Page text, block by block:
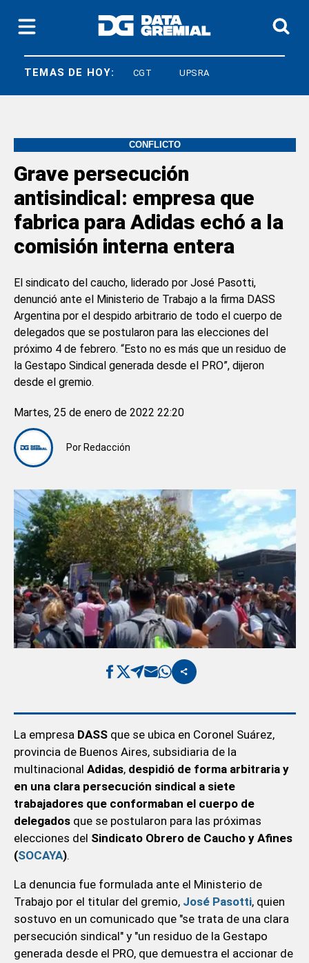
TEMAS DE HOY:
LEY BASES CGT UPSRA
CONFLICTO
Grave persecución
antisindical: empresa que
fabrica para Adidas echó a la
comisión interna entera
El sindicato del caucho, liderado por José Pasotti,
denunció ante el Ministerio de Trabajo a la firma DASS
Argentina por el despido arbitrario de todo el cuerpo de
delegados que se postularon para las elecciones del
próximo 4 de febrero. “Esto no es más que un residuo de
la Gestapo Sindical generada desde el PRO”, dijeron
desde el gremio.
Por Redacción
Martes, 25 de enero de 2022 22:20
La empresa DASS que se ubica en Coronel Suárez,
provincia de Buenos Aires, subsidiaria de la
multinacional Adidas, despidió de forma arbitraria y
en una clara persecución sindical a siete
trabajadores que conformaban el cuerpo de
delegadosque se postularon para las próximas
elecciones del Sindicato Obrero de Caucho y Afines
(SOCAYA).
La denuncia fue formulada ante el Ministerio de
Trabajo por el titular del gremio, José Pasotti, quien
sostuvo en un comunicado que "se trata de una clara
persecución sindical" y "un residuo de la Gestapo
generada desde el PRO, que demuestra el accionar de